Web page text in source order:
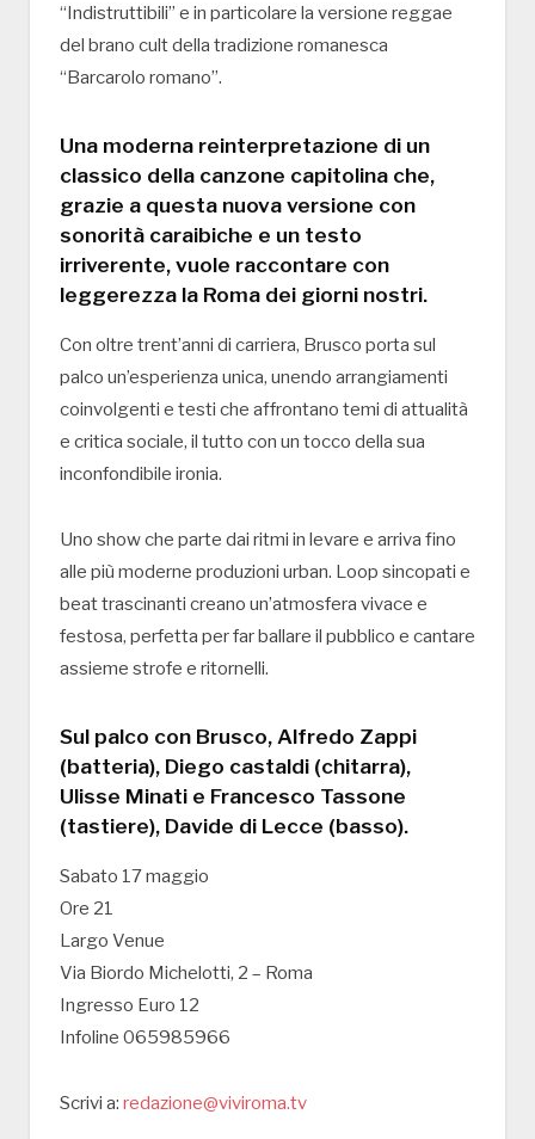
“Indistruttibili” e in particolare la versione reggae
del brano cult della tradizione romanesca
“Barcarolo romano”.
Una moderna reinterpretazione di un
classico della canzone capitolina che,
grazie a questa nuova versione con
sonorità caraibiche e un testo
irriverente, vuole raccontare con
leggerezza la Roma dei giorni nostri.
Con oltre trent’anni di carriera, Brusco porta sul
palco un’esperienza unica, unendo arrangiamenti
coinvolgenti e testi che affrontano temi di attualità
e critica sociale, il tutto con un tocco della sua
inconfondibile ironia.
Uno show che parte dai ritmi in levare e arriva fino
alle più moderne produzioni urban. Loop sincopati e
beat trascinanti creano un’atmosfera vivace e
festosa, perfetta per far ballare il pubblico e cantare
assieme strofe e ritornelli.
Sul palco con Brusco, Alfredo Zappi
(batteria), Diego castaldi (chitarra),
Ulisse Minati e Francesco Tassone
(tastiere), Davide di Lecce (basso).
Sabato 17 maggio
Ore 21
Largo Venue
Via Biordo Michelotti, 2 – Roma
Ingresso Euro 12
Infoline 065985966
Scrivi a: redazione@viviroma.tv